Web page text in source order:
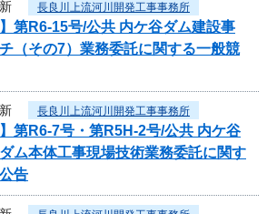
長良川上流河川開発工事事務所
第R6-15号/公共 内ケ谷ダム建設事
（その7）業務委託に関する一般競
長良川上流河川開発工事事務所
第R6-7号・第R5H-2号/公共 内ケ谷
ム本体工事現場技術業務委託に関す
告